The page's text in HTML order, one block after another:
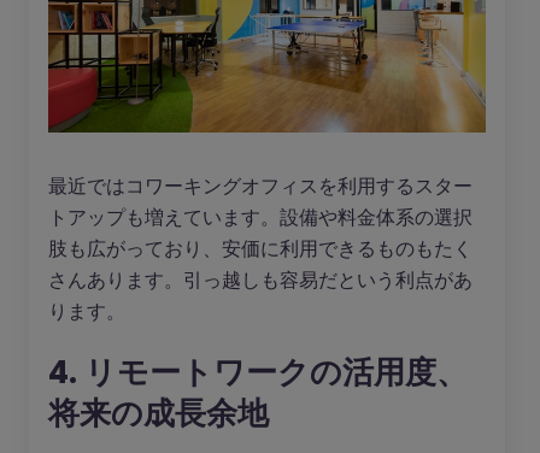
最近ではコワーキングオフィスを利用するスター
トアップも増えています。設備や料金体系の選択
肢も広がっており、安価に利用できるものもたく
さんあります。引っ越しも容易だという利点があ
ります。
4. リモートワークの活用度、
将来の成長余地